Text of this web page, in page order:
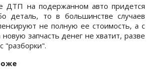
ДТП на подержанном авто придется
деталь, то в большинстве случаев
не полную ее стоимость, а с
запчасть денег не хватит, разве
"разборки".